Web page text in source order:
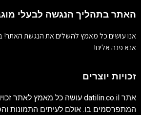
האתר בתהליך הנגשה לבעלי
אנו עושים כל מאמץ להשלים את הנגשת האתר!
אנא פנה אלינו!
זכויות יוצרים
אתר datilin.co.il עושה כל מאמץ לאתר
המתפרסמים בו. אולם לעיתים התמונות